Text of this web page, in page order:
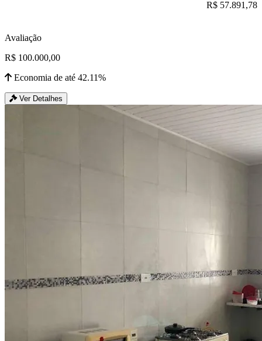
R$ 57.891,78
Avaliação
R$ 100.000,00
Economia de até 42.11%
Ver Detalhes